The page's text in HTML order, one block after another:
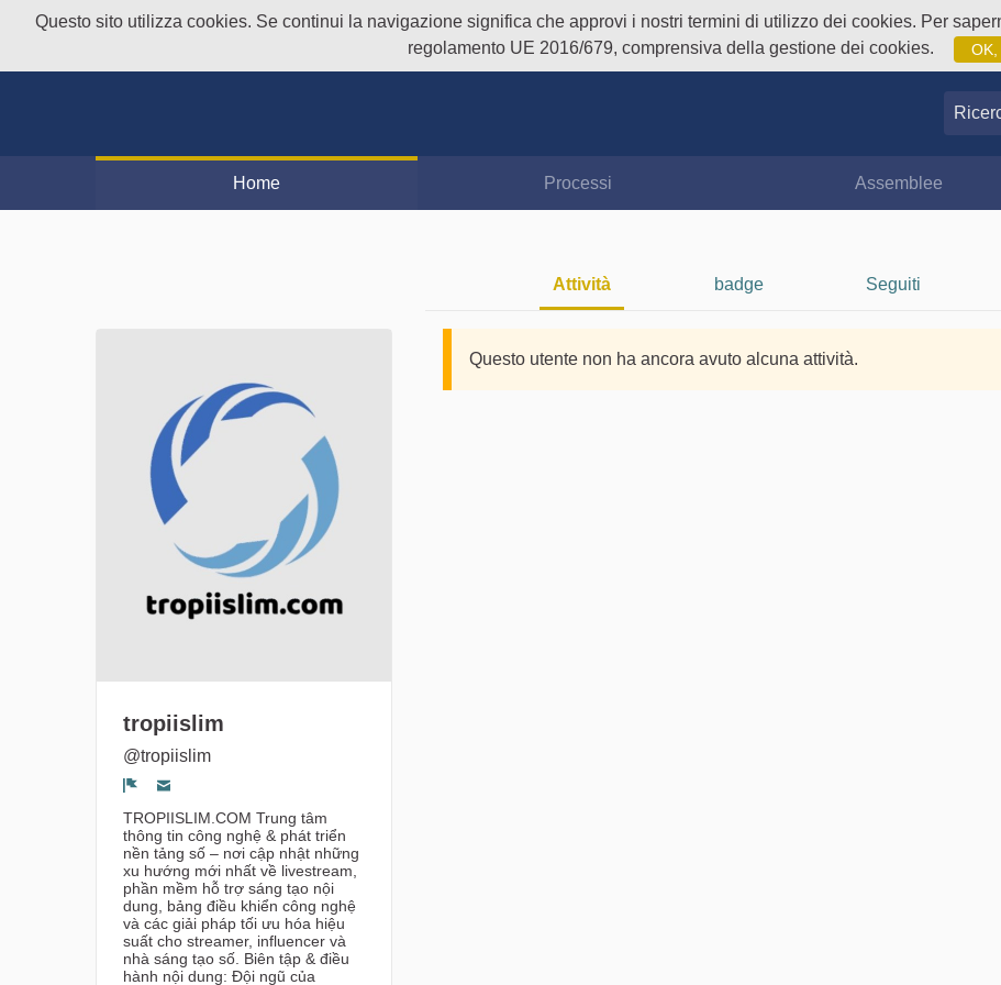
Questo sito utilizza cookies. Se continui la navigazione significa che approvi i nostri termini di utilizzo dei cookies. Per
regolamento UE 2016/679, comprensiva della gestione dei cookies.
Ricerca
Home Processi Assemblee
Attività badge Seguiti
tropiislim
@tropiislim
Segnala un problema
TROPIISLIM.COM Trung tâm
thông tin công nghệ & phát triển
nền tảng số – nơi cập nhật những
xu hướng mới nhất về livestream,
phần mềm hỗ trợ sáng tạo nội
dung, bảng điều khiển công nghệ
và các giải pháp tối ưu hóa hiệu
suất cho streamer, influencer và
nhà sáng tạo số. Biên tập & điều
hành nội dung: Đội ngũ của
Questo utente non ha ancora avuto alcuna attività.